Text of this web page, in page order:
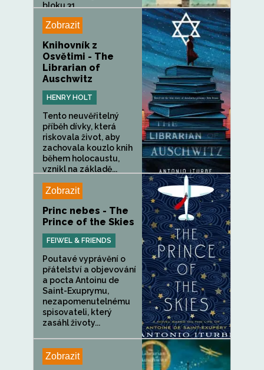
bloku 31...
Zobrazit
Knihovník z
Osvětimi - The
Librarian of
Auschwitz
HENRY HOLT
Tento neuvěřitelný
příběh dívky, která
riskovala život, aby
zachovala kouzlo knih
během holocaustu,
vznikl na základě...
Zobrazit
Princ nebes - The
Prince of the Skies
FEIWEL & FRIENDS
Poutavé vyprávění o
přátelství a objevování
a pocta Antoinu de
Saint-Exuprymu,
nezapomenutelnému
spisovateli, který
zasáhl životy...
Zobrazit